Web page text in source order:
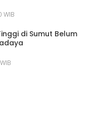
WIB
di Sumut Belum